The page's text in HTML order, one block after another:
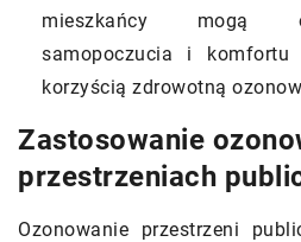
mieszkańcy mogą
samopoczucia i
korzyścią zdrowotną
Zastosowanie
przestrzeniach
Ozonowanie przestrzeni